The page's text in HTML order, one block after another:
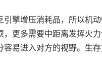
擎增压消耗品，所以机
更多需要中距离发挥火
易进入对方的视野。生